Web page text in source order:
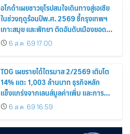
อโกด้าเผยชาวยุโรปสนใจเดินทางสู่เอเชีย
ในช่วงฤดูร้อนปีพ.ศ. 2569 ชี้กรุงเทพฯ
เกาะสมุย และพัทยา ติดอันดับเมืองยอด
นิยม6 ส.ค. 69 17:00
TOG เผยรายได้ไตรมาส 2/2569 เติบโต
14% แตะ 1,003 ล้านบาท ธุรกิจหลัก
แข็งแกร่งจากเลนส์มูลค่าเพิ่ม และการ
ขยายตลาดต่างประเทศ พร้อมเดินหน้า
ลงทุนเพื่อการเติบโตระยะยาว
6 ส.ค. 69 16:59